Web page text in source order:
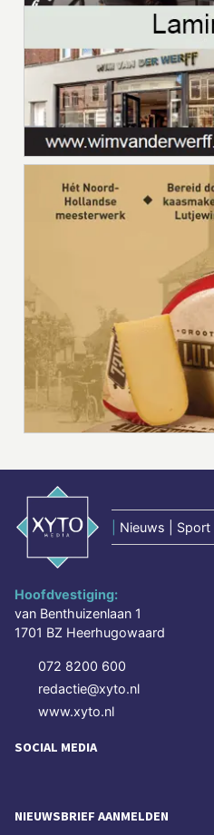
Nieuws | Sport
Hoofdvestiging:
van Benthuizenlaan 1
1701 BZ Heerhugowaard
072 8200 600
redactie@xyto.nl
www.xyto.nl
SOCIAL MEDIA
NIEUWSBRIEF AANMELDEN